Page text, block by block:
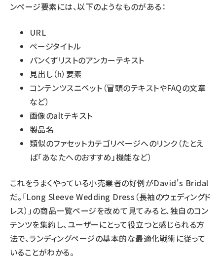
ンページ要素には、以下のようなものがある：
URL
ページタイトル
パンくずリストのアンカーテキスト
見出し（h）要素
コンテンツスニペット（冒頭のテキストやFAQの文章
など）
画像のaltテキスト
製品名
類似のファセットカテゴリページへのリンク（たとえ
ば「あなたへのおすすめ」機能など）
これをうまくやっている小売業者の好例がDavid's Bridal
だ。「Long Sleeve Wedding Dress（長袖のウェディングド
レス）」の商品一覧ページを改めて見てみると、独自のコン
テンツを集約し、ユーザーにとって役立つと感じられる方
法で、ランディングページの基本的な最適化戦術に従って
いることがわかる。